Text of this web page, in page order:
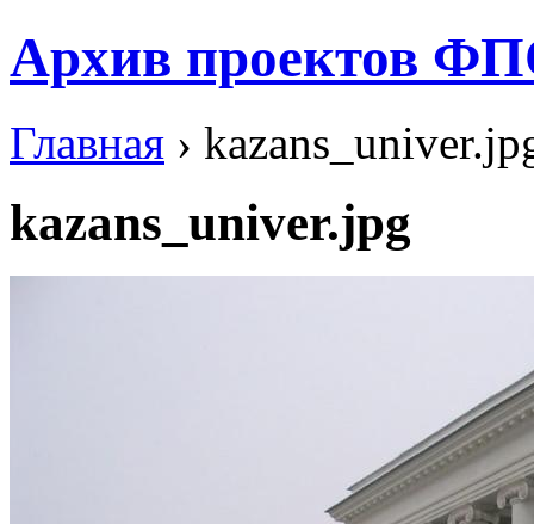
Архив проектов
Главная ›
kazans_univer.jpg